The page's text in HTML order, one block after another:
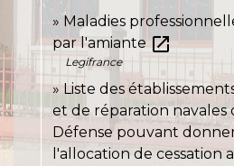
Maladies
par l'amianteopen_in_new
Legifrance
Liste des
et de réparation navales
Défense pouvant
l'allocation de cessation